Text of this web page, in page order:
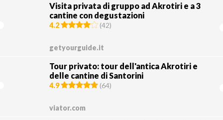
Visita privata di gruppo ad Akrotiri e a 3
cantine con degustazioni
4.2 (42)
getyourguide.it
Tour privato: tour dell'antica Akrotiri e
delle cantine di Santorini
4.9 (64)
viator.com